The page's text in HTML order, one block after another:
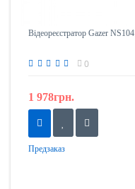
Відеореєстратор Gazer NS104
0
1 978грн.
Предзаказ